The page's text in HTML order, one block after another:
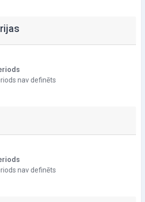
nav definēts
nav definēts